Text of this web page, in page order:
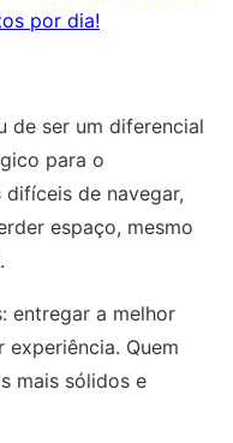
por dia!
de ser um diferencial
para o
de navegar,
espaço, mesmo
entregar a melhor
Quem
mais sólidos e